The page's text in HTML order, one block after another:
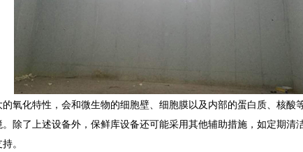
氧化特性，会和微生物的细胞壁、细胞膜以及内部的蛋白质、核
除了上述设备外， 保鲜库设备还可能采用其他辅助措施，如定期清
。